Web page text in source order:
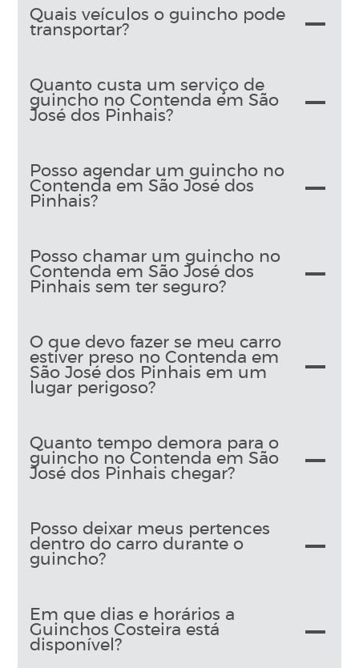
Quais veículos o guincho pode
transportar?
Quanto custa um serviço de
guincho no Contenda em São
José dos Pinhais?
Posso agendar um guincho no
Contenda em São José dos
Pinhais?
Posso chamar um guincho no
Contenda em São José dos
Pinhais sem ter seguro?
O que devo fazer se meu carro
estiver preso no Contenda em
São José dos Pinhais em um
lugar perigoso?
Quanto tempo demora para o
guincho no Contenda em São
José dos Pinhais chegar?
Posso deixar meus pertences
dentro do carro durante o
guincho?
Em que dias e horários a
Guinchos Costeira está
disponível?